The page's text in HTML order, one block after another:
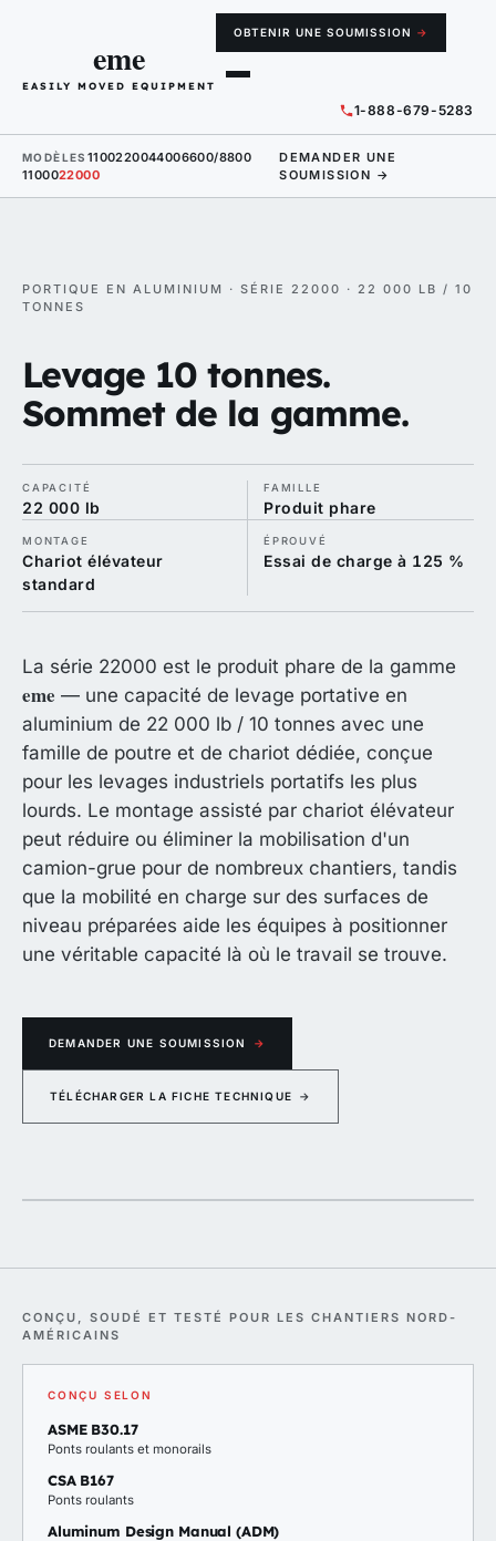
eme
EASILY MOVED EQUIPMENT
1-888-679-5283
OBTENIR UNE SOUMISSION →
MODÈLES 1100220044006600/8800
1100022000
DEMANDER UNE
SOUMISSION →
PORTIQUE EN ALUMINIUM · SÉRIE 22000 · 22 000 LB / 10
TONNES
Levage 10 tonnes.
Sommet de la gamme.
CAPACITÉ
22 000 lb
FAMILLE
Produit phare
MONTAGE
Chariot élévateur
standard
ÉPROUVÉ
Essai de charge à 125 %
La série 22000 est le produit phare de la gamme
eme — une capacité de levage portative en
aluminium de 22 000 lb / 10 tonnes avec une
famille de poutre et de chariot dédiée, conçue
pour les levages industriels portatifs les plus
lourds. Le montage assisté par chariot élévateur
peut réduire ou éliminer la mobilisation d'un
camion-grue pour de nombreux chantiers, tandis
que la mobilité en charge sur des surfaces de
niveau préparées aide les équipes à positionner
une véritable capacité là où le travail se trouve.
DEMANDER UNE SOUMISSION →
TÉLÉCHARGER LA FICHE TECHNIQUE →
CONÇU, SOUDÉ ET TESTÉ POUR LES CHANTIERS NORD-
AMÉRICAINS
CONÇU SELON
ASME B30.17
Ponts roulants et monorails
CSA B167
Ponts roulants
Aluminum Design Manual (ADM)